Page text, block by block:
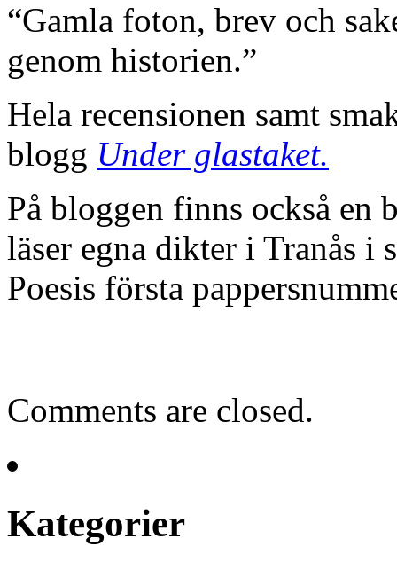
“Gamla foton, brev och
genom historien.”
Hela recensionen samt
blogg Under glastaket.
På bloggen finns också en
läser egna dikter i Tranås i
Poesis första
Comments are closed.
Kategorier